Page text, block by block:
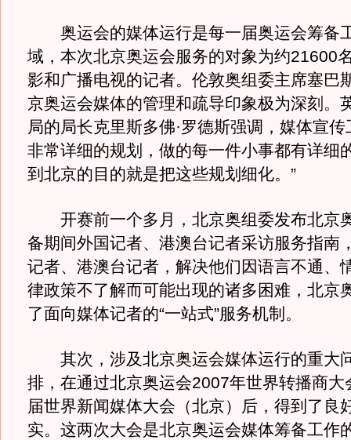
奥运会的媒体运行是每一届奥运会筹备
域，本次北京奥运会服务的对象为约21600
影和广播电视的记者。伦敦奥组委主席塞巴
京奥运会媒体的管理和疏导印象极为深刻。
局的局长克里斯多佛·罗德斯强调，媒体宣
非常详细的规划，做的每一件小事都有详细
到北京的目的就是把这些规划细化。”
开赛前一个多月，北京奥组委发布北京
备期间外国记者、港澳台记者采访服务指南
记者、港澳台记者，解决他们因语言不通、
律政策不了解而可能出现的诸多困难，北京
了面向媒体记者的“一站式”服务机制。
其次，涉及北京奥运会媒体运行的重大
排，在通过北京奥运会2007年世界转播商大
届世界新闻媒体大会（北京）后，得到了良
实。这两次大会是北京奥运会媒体筹备工作